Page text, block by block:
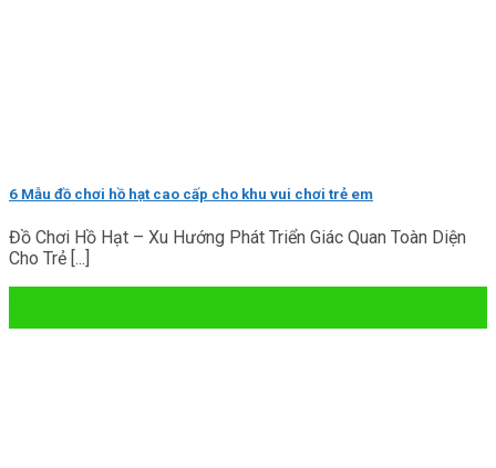
6 Mẫu đồ chơi hồ hạt cao cấp cho khu vui chơi trẻ em
Đồ Chơi Hồ Hạt – Xu Hướng Phát Triển Giác Quan Toàn Diện
Cho Trẻ [...]